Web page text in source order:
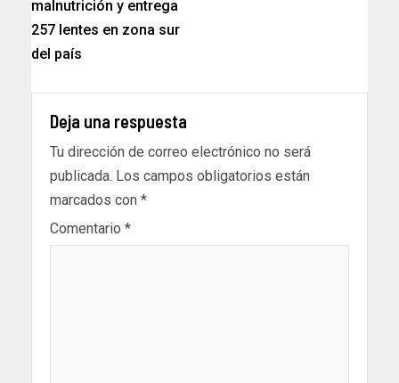
malnutrición y entrega
257 lentes en zona sur
del país
Deja una respuesta
Tu dirección de correo electrónico no será
publicada. Los campos obligatorios están
marcados con *
Comentario *